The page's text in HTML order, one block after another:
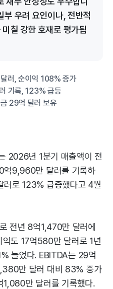
부 우려 요인이나, 전반적
칠 강한 호재로 평가됩
러, 순이익 108% 증가
기록, 123% 급등
29억 달러 보유
2026년 1분기 매출액이 전
억9,960만 달러를 기록하
러로 123% 급증했다고 4월
전년 8억1,470만 달러에
도 17억580만 달러로 1년
늘었다. EBITDA는 29억
만 달러 대비 83% 증가
만 달러를 기록했다.